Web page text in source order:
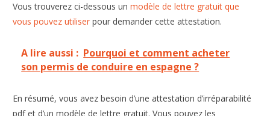
Vous trouverez ci-dessous unmodèle de lettre gratuit que
vous pouvez utiliser pour demander cette attestation.
A lire aussi : Pourquoi et comment acheter
son permis de conduire en espagne ?
En résumé, vous avez besoin d’une attestation d’irréparabilité
pdf et d’un modèle de lettre gratuit. Vous pouvez les